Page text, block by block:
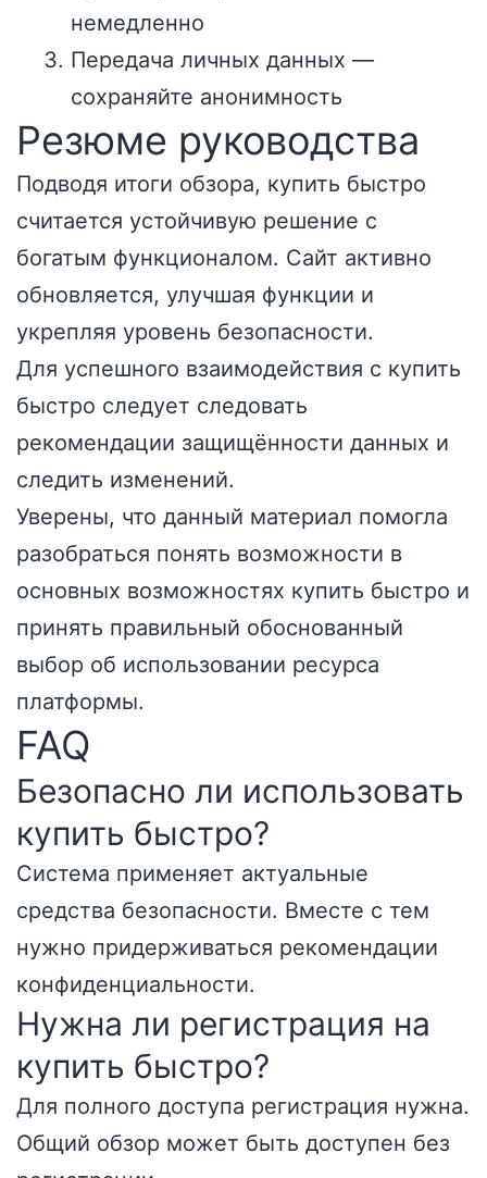
немедленно
Передача личных данных —
сохраняйте анонимность
Резюме руководства
Подводя итоги обзора, купить быстро
считается устойчивую решение с
богатым функционалом. Сайт активно
обновляется, улучшая функции и
укрепляя уровень безопасности.
Для успешного взаимодействия с купить
быстро следует следовать
рекомендации защищённости данных и
следить изменений.
Уверены, что данный материал помогла
разобраться понять возможности в
основных возможностях купить быстро и
принять правильный обоснованный
выбор об использовании ресурса
платформы.
FAQ
Безопасно ли использовать
купить быстро?
Система применяет актуальные
средства безопасности. Вместе с тем
нужно придерживаться рекомендации
конфиденциальности.
Нужна ли регистрация на
купить быстро?
Для полного доступа регистрация нужна.
Общий обзор может быть доступен без